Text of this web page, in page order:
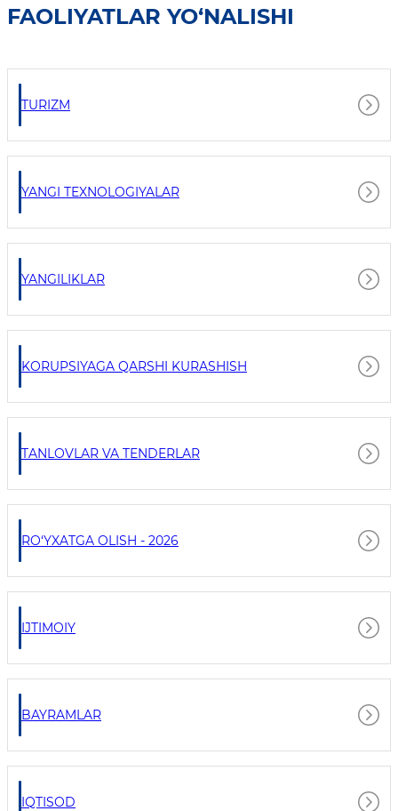
FAOLIYATLAR YO‘NALISHI
TURIZM
YANGI TEXNOLOGIYALAR
YANGILIKLAR
KORUPSIYAGA QARSHI KURASHISH
TANLOVLAR VA TENDERLAR
RO‘YXATGA OLISH - 2026
IJTIMOIY
BAYRAMLAR
IQTISOD